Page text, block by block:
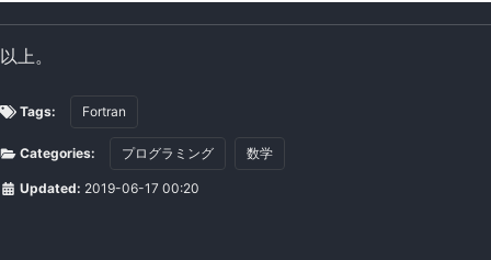
以上。
Tags: Fortran
Categories: プログラミング 数学
Updated: 2019-06-17 00:20